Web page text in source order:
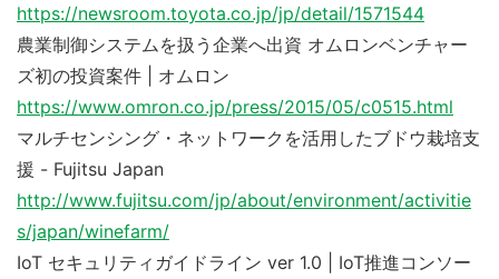
https://newsroom.toyota.co.jp/jp/detail/1571544
農業制御システムを扱う企業へ出資 オムロンベンチャー
ズ初の投資案件 | オムロン
https://www.omron.co.jp/press/2015/05/c0515.html
マルチセンシング・ネットワークを活用したブドウ栽培支
援 - Fujitsu Japan
http://www.fujitsu.com/jp/about/environment/activitie
s/japan/winefarm/
IoT セキュリティガイドライン ver 1.0 | IoT推進コンソー